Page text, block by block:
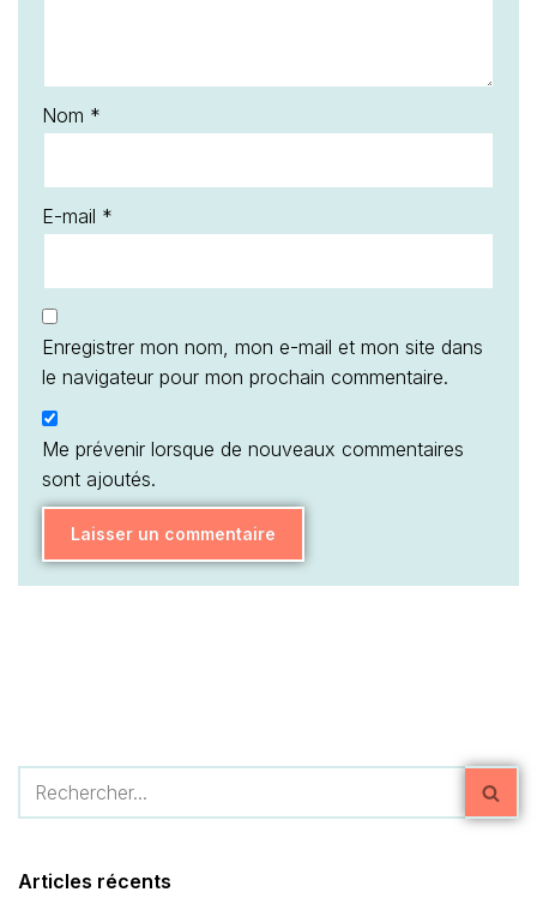
Nom *
E-mail *
Enregistrer mon nom, mon e-mail et mon site dans
le navigateur pour mon prochain commentaire.
Me prévenir lorsque de nouveaux commentaires
sont ajoutés.
Articles récents